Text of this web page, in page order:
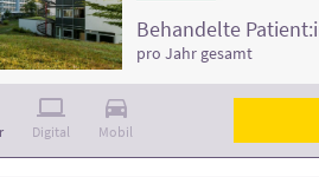
Digital Mobil
Behandelte
pro Jahr gesamt